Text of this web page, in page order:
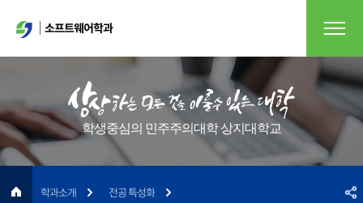
소프트웨어학과
학생중심의 민주주의대학 상지대학교
학과소개 전공 특성화